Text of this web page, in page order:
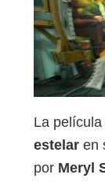
La
estelar en
por Meryl